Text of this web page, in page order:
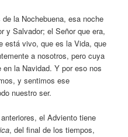
la Nochebuena, esa noche
y Salvador; el Señor que era,
está vivo, que es la Vida, que
a nosotros, pero cuya
la Navidad. Y por eso nos
y sentimos ese
nuestro ser.
el Adviento tiene
, del final de los tiempos,